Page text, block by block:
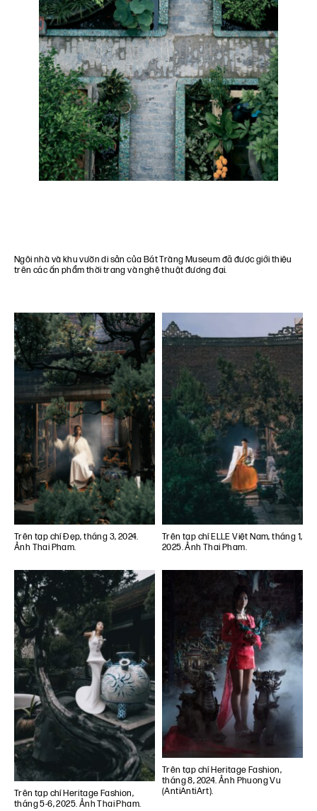
Ngôi nhà và khu vườn di sản của Bát Tràng Museum đã được giới thiệu
trên các ấn phẩm thời trang và nghệ thuật đương đại.
Trên tạp chí Đẹp, tháng 3, 2024.
Ảnh Thai Pham.
Trên tạp chí ELLE Việt Nam, tháng 1,
2025. Ảnh Thai Pham.
Trên tạp chí Heritage Fashion,
tháng 5-6, 2025. Ảnh Thai Pham.
Trên tạp chí Heritage Fashion,
tháng 8, 2024. Ảnh Phuong Vu
(AntiAntiArt).